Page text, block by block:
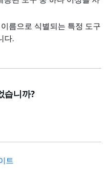
름으로 식별되는 특정 도구
다.
습니까?
트